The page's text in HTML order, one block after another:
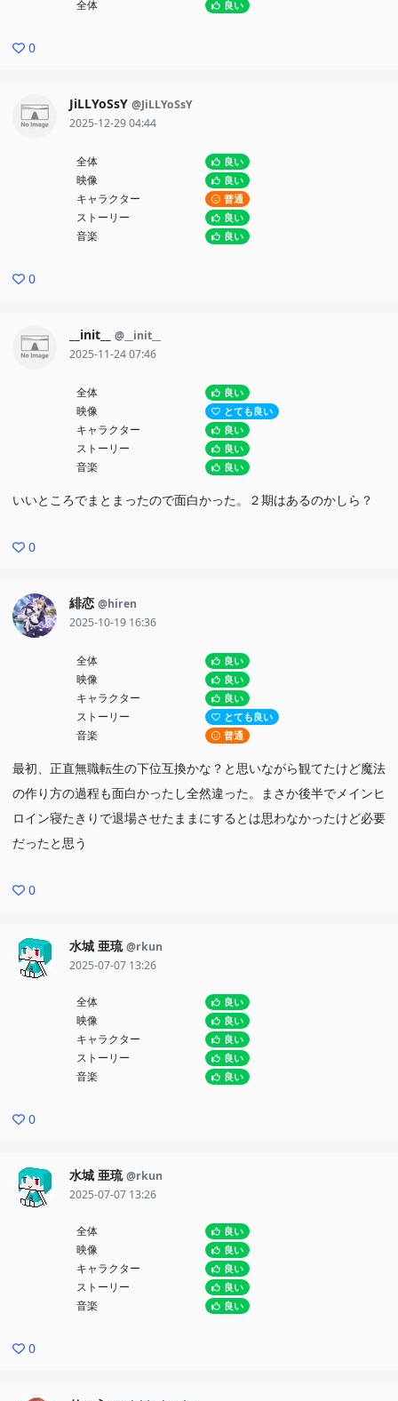
全体 良い
0
JiLLYoSsY @JiLLYoSsY
2025-12-29 04:44
全体 良い
映像 良い
キャラクター 普通
ストーリー 良い
音楽 良い
0
__init__
@__init__
2025-11-24 07:46
全体 良い
映像 とても良い
キャラクター 良い
ストーリー 良い
音楽 良い
いいところでまとまったので面白かった。２期はあるのかしら？
0
緋恋 @hiren
2025-10-19 16:36
全体 良い
映像 良い
キャラクター 良い
ストーリー とても良い
音楽 普通
最初、正直無職転生の下位互換かな？と思いながら観てたけど魔法
の作り方の過程も面白かったし全然違った。まさか後半でメインヒ
ロイン寝たきりで退場させたままにするとは思わなかったけど必要
だったと思う
0
水城 亜琉 @rkun
2025-07-07 13:26
全体 良い
映像 良い
キャラクター 良い
ストーリー 良い
音楽 良い
0
水城 亜琉 @rkun
2025-07-07 13:26
全体 良い
映像 良い
キャラクター 良い
ストーリー 良い
音楽 良い
0